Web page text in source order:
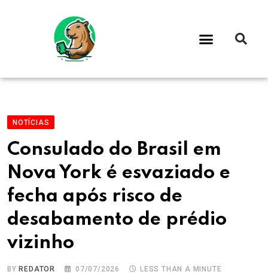
NOTÍCIAS
Consulado do Brasil em
Nova York é esvaziado e
fecha após risco de
desabamento de prédio
vizinho
BY REDATOR 07/07/2026
LESS THAN A MINUTE